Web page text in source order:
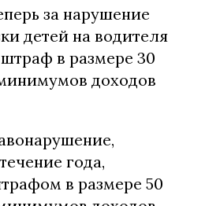
за нарушение
детей на водителя
в размере 30
доходов
года,
в размере 50